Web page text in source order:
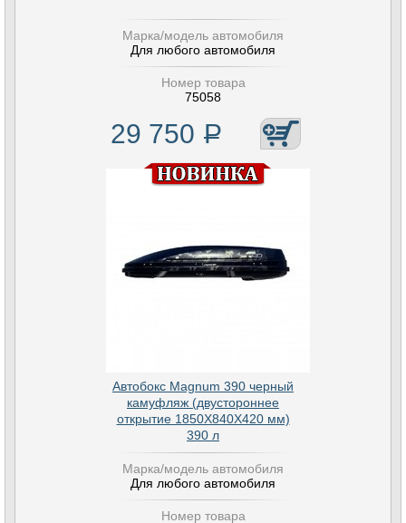
Марка/модель автомобиля
Для любого автомобиля
Номер товара
75058
29 750 Р
Автобокс Magnum 390 черный
камуфляж (двустороннее
открытие 1850Х840Х420 мм)
390 л
Марка/модель автомобиля
Для любого автомобиля
Номер товара